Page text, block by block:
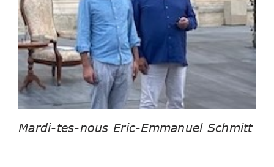
Mardi-tes-nous Eric-Emmanuel Schmitt